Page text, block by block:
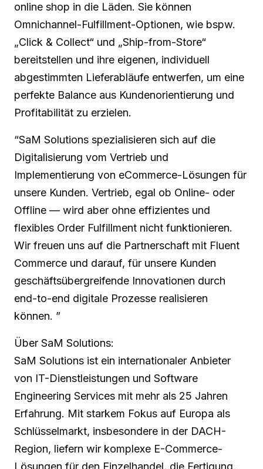
online shop in die Läden. Sie können
Omnichannel-Fulfillment-Optionen, wie bspw.
„Click & Collect“ und „Ship-from-Store“
bereitstellen und ihre eigenen, individuell
abgestimmten Lieferabläufe entwerfen, um eine
perfekte Balance aus Kundenorientierung und
Profitabilität zu erzielen.
“SaM Solutions spezialisieren sich auf die
Digitalisierung vom Vertrieb und
Implementierung von eCommerce-Lösungen für
unsere Kunden. Vertrieb, egal ob Online- oder
Offline — wird aber ohne effizientes und
flexibles Order Fulfillment nicht funktionieren.
Wir freuen uns auf die Partnerschaft mit Fluent
Commerce und darauf, für unsere Kunden
geschäftsübergreifende Innovationen durch
end-to-end digitale Prozesse realisieren
können. ”
Über SaM Solutions:
SaM Solutions ist ein internationaler Anbieter
von IT-Dienstleistungen und Software
Engineering Services mit mehr als 25 Jahren
Erfahrung. Mit starkem Fokus auf Europa als
Schlüsselmarkt, insbesondere in der DACH-
Region, liefern wir komplexe E-Commerce-
Lösungen für den Einzelhandel, die Fertigung,